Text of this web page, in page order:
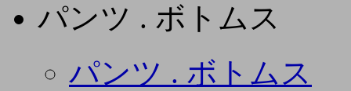
パンツ . ボトムス
パンツ . ボトムス